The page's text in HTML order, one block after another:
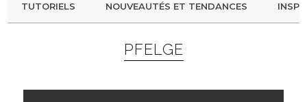
TUTORIELS NOUVEAUTÉS ET TENDANCES
PFELGE